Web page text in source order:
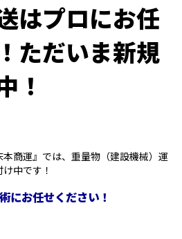
はプロにお任
ただいま新規
！
商運』では、重量物（建設機械）運
中です！
にお任せください！